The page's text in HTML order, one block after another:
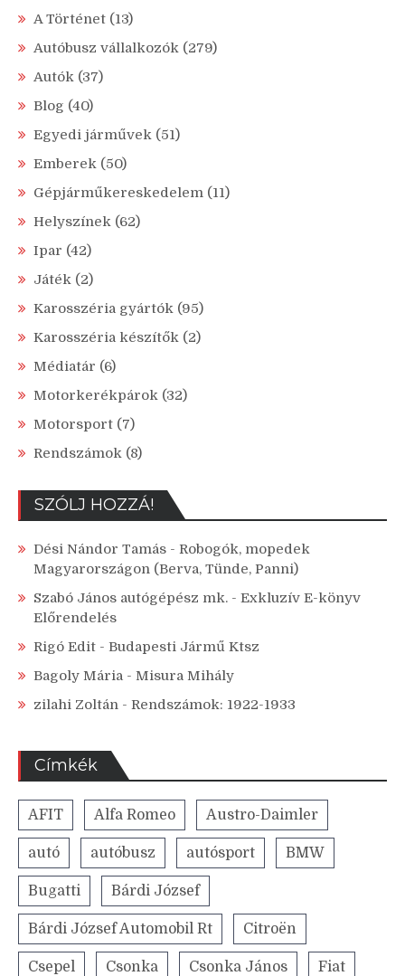
A Történet (13)
Autóbusz vállalkozók (279)
Autók (37)
Blog (40)
Egyedi járművek (51)
Emberek (50)
Gépjárműkereskedelem (11)
Helyszínek (62)
Ipar (42)
Játék (2)
Karosszéria gyártók (95)
Karosszéria készítők (2)
Médiatár (6)
Motorkerékpárok (32)
Motorsport (7)
Rendszámok (8)
SZÓLJ HOZZÁ!
Dési Nándor Tamás - Robogók, mopedek
Magyarországon (Berva, Tünde, Panni)
Szabó János autógépész mk. - Exkluzív E-könyv
Előrendelés
Rigó Edit - Budapesti Jármű Ktsz
Bagoly Mária - Misura Mihály
zilahi Zoltán - Rendszámok: 1922-1933
Címkék
AFIT Alfa Romeo Austro-Daimler
autó autóbusz autósport BMW
Bugatti Bárdi József
Bárdi József Automobil Rt Citroën
Csepel Csonka Csonka János Fiat